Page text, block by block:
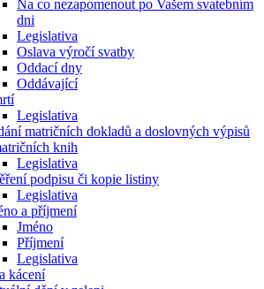
Na co nezapomenout po Vašem svatebním
dni
Legislativa
Oslava výročí svatby
Oddací dny
Oddávající
Legislativa
matričních dokladů a doslovných výpisů
knih
Legislativa
podpisu či kopie listiny
Legislativa
a příjmení
Jméno
Příjmení
Legislativa
kácení